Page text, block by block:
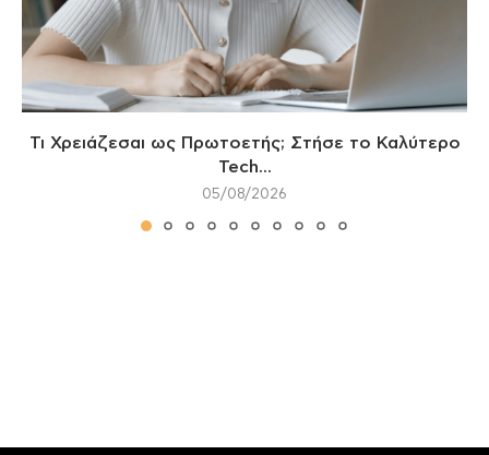
Τι Χρειάζεσαι ως Πρωτοετής; Στήσε το Καλύτερο
Tech...
05/08/2026